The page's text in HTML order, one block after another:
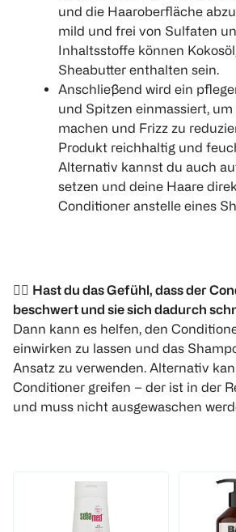
und die Haaroberfläche
mild und frei von Sulfaten
Inhaltsstoffe können
Sheabutter enthalten sein.
Anschließend wird ein
und Spitzen einmassiert,
machen und Frizz zu
Produkt reichhaltig und
Alternativ kannst du auch
setzen und deine Haare
Conditioner anstelle eines
👉🏻 Hast du das Gefühl, dass der
beschwert und sie sich dadurch
Dann kann es helfen, den
einwirken zu lassen und das
Ansatz zu verwenden. Alternativ
Conditioner greifen – der ist in der
und muss nicht ausgewaschen